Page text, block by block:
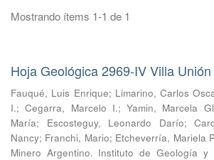
Mostrando ítems 1-1 de 1
Hoja Geológica 2969-IV Villa Unión
Fauqué, Luis Enrique; Limarino, Carlos
I.;Cegarra, Marcelo I.; Yamin, Marcela
María; Escosteguy, Leonardo Darío;
Nancy; Franchi, Mario; Etcheverría, Mariela
Minero Argentino. Instituto de Geología y